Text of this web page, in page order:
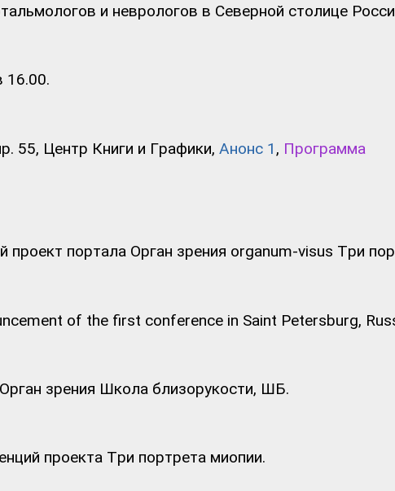
и неврологов в Северной столице
16.00.
55, Центр Книги и Графики, Анонс 1 , Программа
проект портала Орган зрения organum-visus Три
of the first conference in Saint Petersburg,
зрения Школа близорукости, ШБ.
проекта Три портрета миопии.